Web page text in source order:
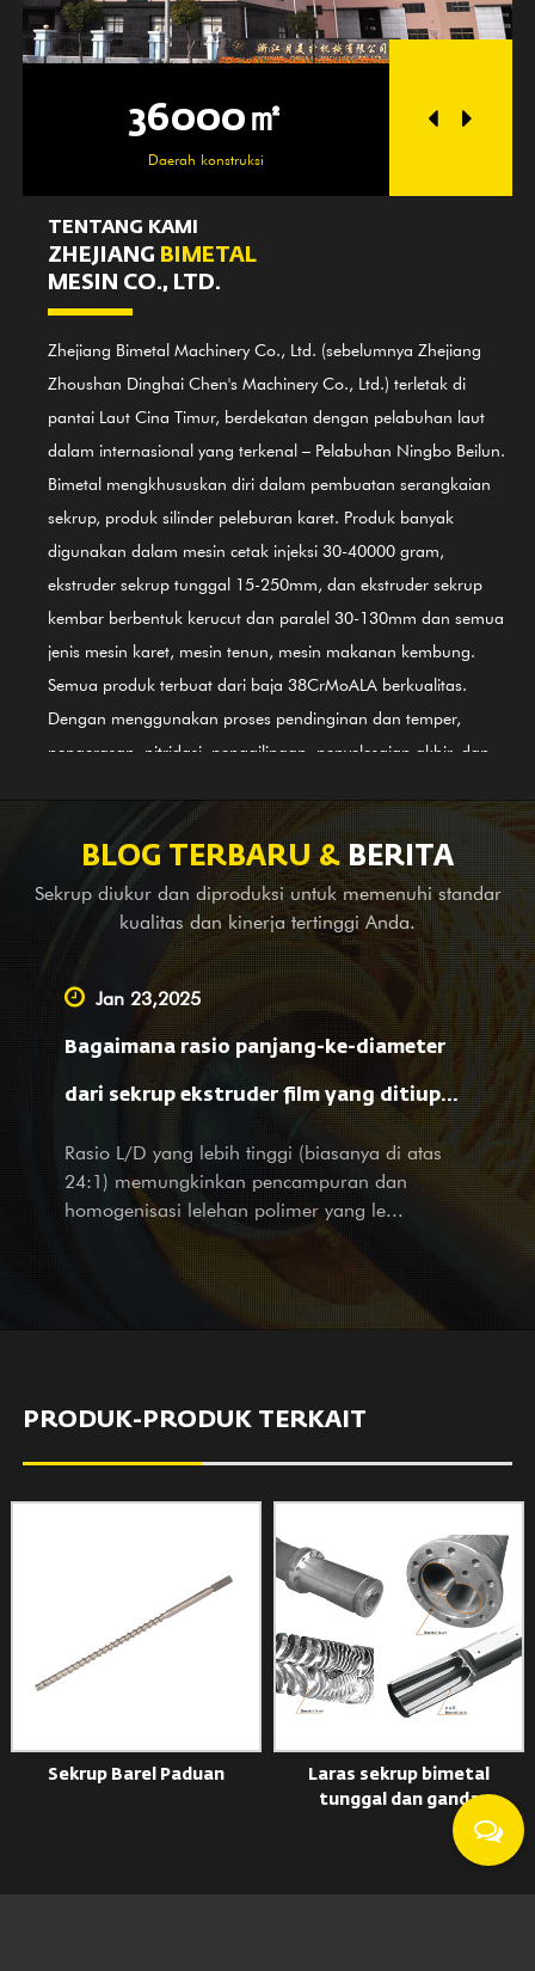
36000㎡
Daerah konstruksi
TENTANG KAMI
ZHEJIANG BIMETAL
MESIN CO., LTD.
Zhejiang Bimetal Machinery Co., Ltd. (sebelumnya Zhejiang
Zhoushan Dinghai Chen's Machinery Co., Ltd.) terletak di
pantai Laut Cina Timur, berdekatan dengan pelabuhan laut
dalam internasional yang terkenal – Pelabuhan Ningbo Beilun.
Bimetal mengkhususkan diri dalam pembuatan serangkaian
sekrup, produk silinder peleburan karet. Produk banyak
digunakan dalam mesin cetak injeksi 30-40000 gram,
ekstruder sekrup tunggal 15-250mm, dan ekstruder sekrup
kembar berbentuk kerucut dan paralel 30-130mm dan semua
jenis mesin karet, mesin tenun, mesin makanan kembung.
Semua produk terbuat dari baja 38CrMoALA berkualitas.
Dengan menggunakan proses pendinginan dan temper,
pengerasan, nitridasi, penggilingan, penyelesaian akhir, dan
produk sejalan dengan standar internasional. Silinder sekrup
paduan berbahan dasar nikel (baja 3# terbaru) GⅡ 113 juga
merupakan salah satu produk pertama kami; ini berlaku untuk
pengelasan paduan bimetal (PTA). Selain menyediakan
peralatan keseimbangan untuk perusahaan mesin lengkap di
luar negeri, kami juga merupakan Pemasok terkemuka yang
melakukan layanan OEM, bantuan survei dan pemetaan, serta
layanan desain untuk perusahaan besar dan kecil di dalam
negeri. Tidak peduli Anda adalah mitra kami atau pelanggan
potensial, dengan produk dan layanan, kami dengan hangat
menyambut kunjungan dan pertanyaan Anda dengan layanan
kami yang sepenuh hati dan penuh perhatian.
BLOG TERBARU & BERITA
Sekrup diukur dan diproduksi untuk memenuhi standar
kualitas dan kinerja tertinggi Anda.
Jan 23,2025
Bagaimana rasio panjang-ke-diameter
dari sekrup ekstruder film yang ditiup
mempengaruhi pemrosesan material dan
sifat film?
Rasio L/D yang lebih tinggi (biasanya di atas
24:1) memungkinkan pencampuran dan
homogenisasi lelehan polimer yang le...
PRODUK-PRODUK TERKAIT
Sekrup Barel Paduan
Laras sekrup bimetal
tunggal dan ganda